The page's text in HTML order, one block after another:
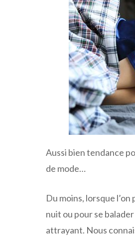
Aussi bien tendance
de mode…
Du moins, lorsque
nuit ou pour se
attrayant. Nous